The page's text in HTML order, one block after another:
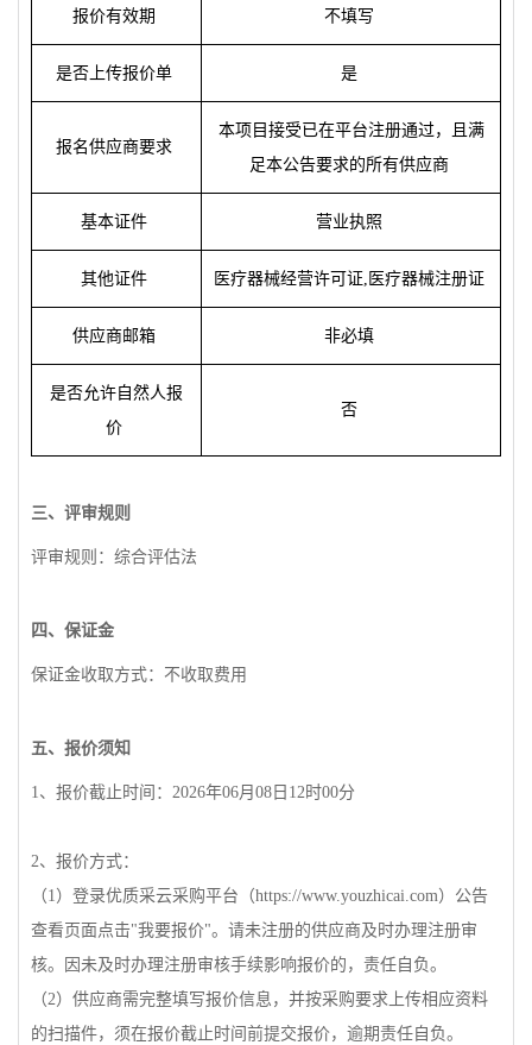
报价有效期 不填写
是否上传报价单 是
报名供应商要求
本项 目接受已在平台注册通过，且 满
足本公告要求的所有供应商
基本证件 营业执照
其他证件 医疗器械经营许可 证, 医疗器械注册证
供应商邮箱 非必填
是否允许 自然人报
价
否
三、 评审规则
评审规则 ： 综合评估法
四、保证金
保证金收取方式：不收取费用
五、 报价须知
1、 报价截止 时间 ： 2026年06月 08 日 12时00分
2、 报价方式：
（1）登录优质采云采购平台（https://www.youzhicai.com）公告
查看 页 面点击"我要报价"。 请未注册的供应商及 时办理注册审
核。因未及 时办理注册审核手续影响报价的， 责任自 负。
（2）供应商需完整填写报价信息，并按采购要求上传相 应资料
的扫描件， 须在报价截止 时间 前提交报价，逾期责任自 负。